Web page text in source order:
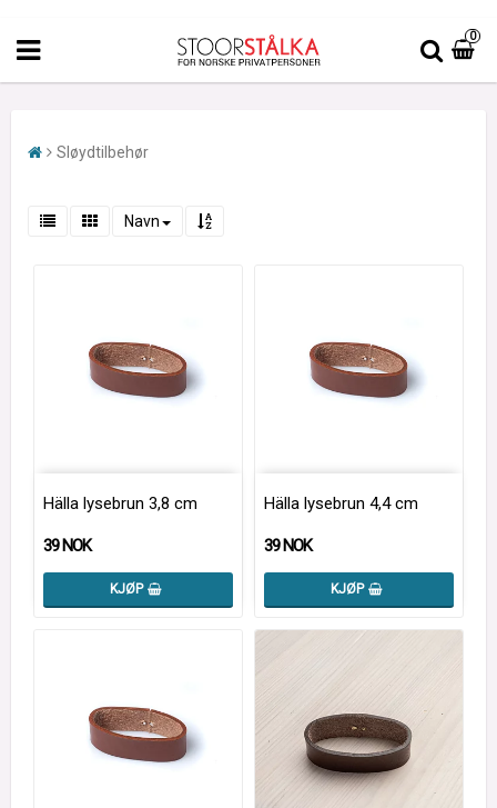
0
Sløydtilbehør
Navn
Hälla lysebrun 3,8 cm
39 NOK
KJØP
Hälla lysebrun 4,4 cm
39 NOK
KJØP